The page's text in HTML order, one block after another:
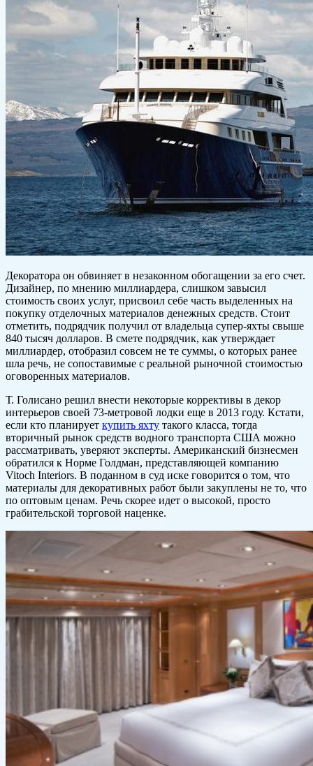
Декоратора он обвиняет в незаконном обогащении за его счет.
Дизайнер, по мнению миллиардера, слишком завысил
стоимость своих услуг, присвоил себе часть выделенных на
покупку отделочных материалов денежных средств. Стоит
отметить, подрядчик получил от владельца супер-яхты свыше
840 тысяч долларов. В смете подрядчик, как утверждает
миллиардер, отобразил совсем не те суммы, о которых ранее
шла речь, не сопоставимые с реальной рыночной стоимостью
оговоренных материалов.
Т. Голисано решил внести некоторые коррективы в декор
интерьеров своей 73-метровой лодки еще в 2013 году. Кстати,
если кто планирует купить яхту такого класса, тогда
вторичный рынок средств водного транспорта США можно
рассматривать, уверяют эксперты. Американский бизнесмен
обратился к Норме Голдман, представляющей компанию
Vitoch Interiors. В поданном в суд иске говорится о том, что
материалы для декоративных работ были закуплены не то, что
по оптовым ценам. Речь скорее идет о высокой, просто
грабительской торговой наценке.